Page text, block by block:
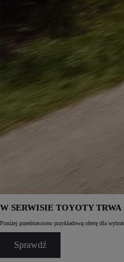
W SERWISIE TOYOTY
Poniżej przedstawiono przykładową ofertę dla
Sprawdź